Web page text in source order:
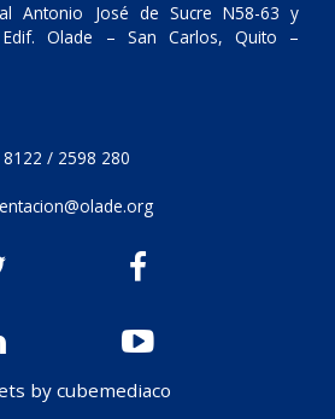
Antonio José de Sucre N58-63 y
Edif. Olade – San Carlos, Quito –
/ 2598 280
by cubemediaco